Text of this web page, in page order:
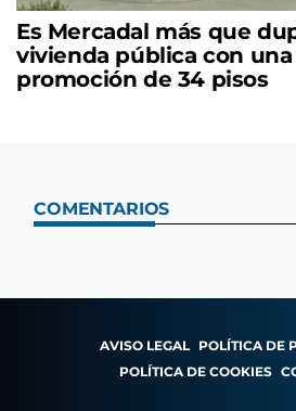
Es Mercadal más que
vivienda pública con
promoción de 34 pisos
COMENTARIOS
AVISO LEGAL POLÍTICA DE
POLÍTICA DE COOKIES